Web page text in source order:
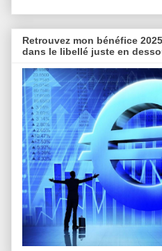
Retrouvez mon bénéfice
dans le libellé juste en